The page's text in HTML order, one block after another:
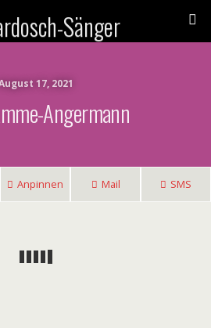
Sänger
17, 2021
Angermann
Anpinnen Mail SMS